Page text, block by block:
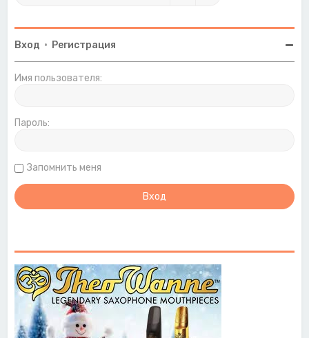
Вход • Регистрация
Имя пользователя:
Пароль:
Запомнить меня